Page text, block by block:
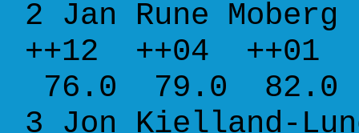
2 Jan Rune
++12 ++04
76.0 79.0 82.0
3 Jon Kielland-